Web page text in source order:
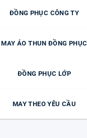
ĐỒNG PHỤC CÔNG TY
MAY ÁO THUN ĐỒNG PHỤC
ĐỒNG PHỤC LỚP
MAY THEO YÊU CẦU